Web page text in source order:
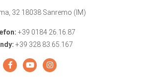
32 18038 Sanremo (IM)
+39 0184 26.16.87
+39 328 83.65.167